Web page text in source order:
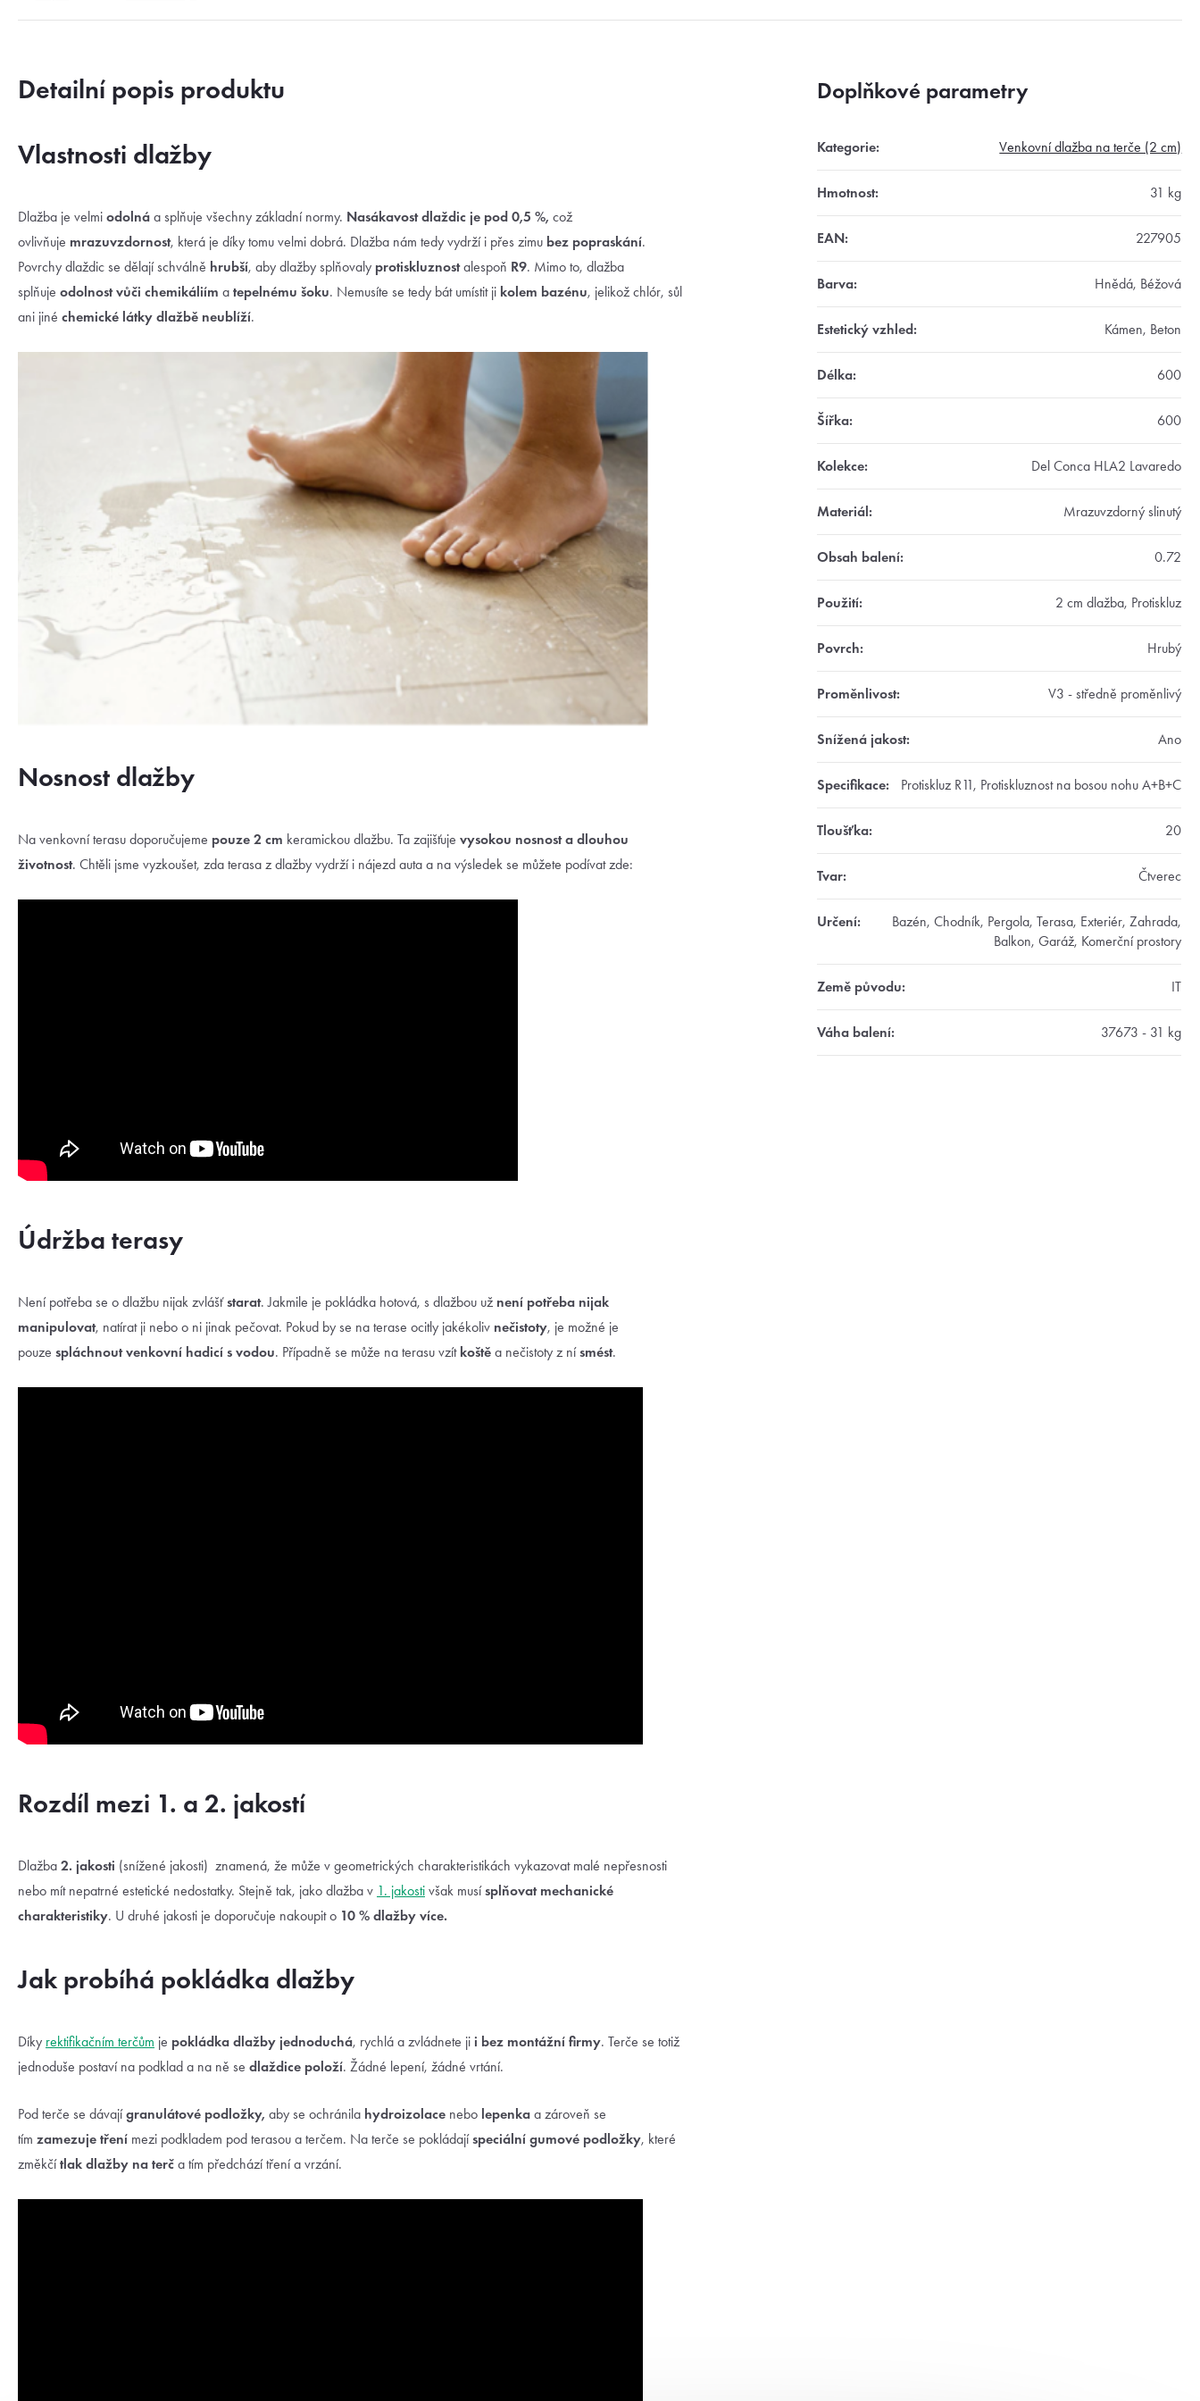
Detailní popis produktu
Vlastnosti dlažby
Dlažba je velmi odolná a splňuje všechny základní normy. Nasákavost dlaždic je pod 0,5 %, což
ovlivňuje mrazuvzdornost, která je díky tomu velmi dobrá. Dlažba nám tedy vydrží i přes zimu bez popraskání.
Povrchy dlaždic se dělají schválně hrubší, aby dlažby splňovaly protiskluznostalespoň R9. Mimo to, dlažba
splňuje odolnost vůči chemikáliím a tepelnému šoku. Nemusíte se tedy bát umístit ji kolem bazénu, jelikož chlór, sůl
ani jiné chemické látky dlažbě neublíží.
Nosnost dlažby
Na venkovní terasu doporučujeme pouze 2 cm keramickou dlažbu. Ta zajišťuje vysokou nosnost a dlouhou
životnost. Chtěli jsme vyzkoušet, zda terasa z dlažby vydrží i nájezd auta a na výsledek se můžete podívat zde:
Údržba terasy
Není potřeba se o dlažbu nijak zvlášťstarat. Jakmile je pokládka hotová, s dlažbou už není potřeba nijak
manipulovat, natírat ji nebo o ni jinak pečovat. Pokud by se na terase ocitly jakékoliv nečistoty, je možné je
pouze spláchnout venkovní hadicí s vodou. Případně se může na terasu vzít koště a nečistoty z nísmést.
Rozdíl mezi 1. a 2. jakostí
Dlažba 2. jakosti (snížené jakosti) znamená, že může v geometrických charakteristikách vykazovat malé nepřesnosti
nebo mít nepatrné estetické nedostatky. Stejně tak, jako dlažba v 1. jakosti však musísplňovat mechanické
charakteristiky. U druhé jakosti je doporučuje nakoupit o 10 % dlažby více.
Jak probíhá pokládka dlažby
Díky rektifikačním terčům je pokládka dlažby jednoduchá, rychlá a zvládnete ji i bez montážní firmy. Terče se totiž
jednoduše postaví na podklad a na ně se dlaždice položí. Žádné lepení, žádné vrtání.
Pod terče se dávajígranulátové podložky, aby se ochránila hydroizolace nebo lepenka a zároveň se
tím zamezuje tření mezi podkladem pod terasou a terčem. Na terče se pokládajíspeciální gumové podložky, které
změkčítlak dlažby na terč a tím předchází tření a vrzání.
Doplňkové parametry
Kategorie: Venkovní dlažba na terče (2 cm)
Hmotnost: 31 kg
EAN: 227905
Barva: Hnědá, Béžová
Estetický vzhled: Kámen, Beton
Délka: 600
Šířka: 600
Kolekce: Del Conca HLA2 Lavaredo
Materiál: Mrazuvzdorný slinutý
Obsah balení: 0.72
Použití: 2 cm dlažba, Protiskluz
Povrch: Hrubý
Proměnlivost: V3 - středně proměnlivý
Snížená jakost: Ano
Specifikace: Protiskluz R11, Protiskluznost na bosou nohu A+B+C
Tloušťka: 20
Tvar: Čtverec
Určení:
Bazén, Chodník, Pergola, Terasa, Exteriér, Zahrada,
Balkon, Garáž, Komerční prostory
Země původu: IT
Váha balení: 37673 - 31 kg